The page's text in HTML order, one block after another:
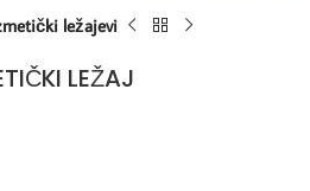
ležajevi
LEŽAJ